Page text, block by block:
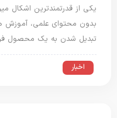
یکی از قدرتمندترین اشکال
بدون محتوای علمی،
تبدیل شدن به یک محصول
اخبار